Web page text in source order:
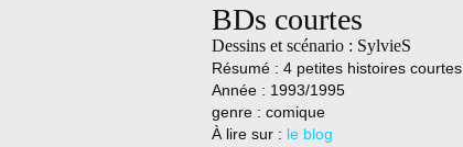
BDs courtes
Dessins et scénario : SylvieS
Résumé : 4 petites histoires courtes
Année : 1993/1995
genre : comique
À lire sur : le blog